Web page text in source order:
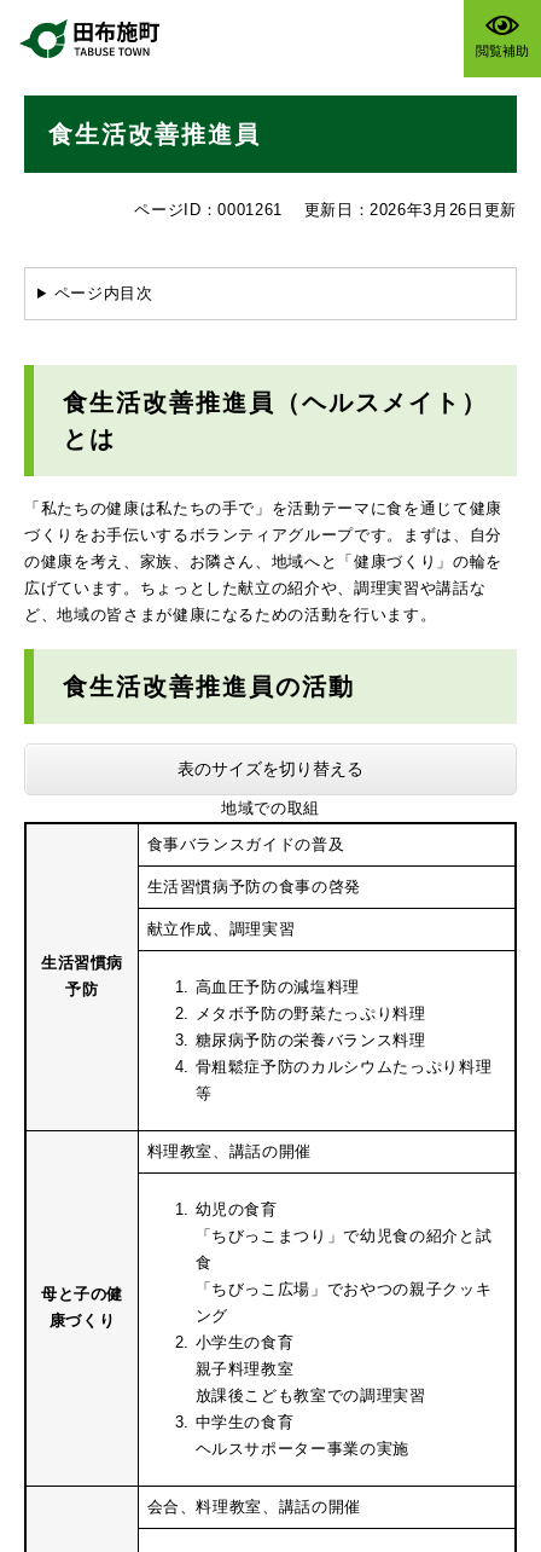
閲覧補助
食生活改善推進員
ページID：0001261 更新日：2026年3月26日更新
ページ内目次
食生活改善推進員（ヘルスメイト）
とは
「私たちの健康は私たちの手で」を活動テーマに食を通じて健康
づくりをお手伝いするボランティアグループです。まずは、自分
の健康を考え、家族、お隣さん、地域へと「健康づくり」の輪を
広げています。ちょっとした献立の紹介や、調理実習や講話な
ど、地域の皆さまが健康になるための活動を行います。
食生活改善推進員の活動
表のサイズを切り替える
地域での取組
生活習慣病
予防
食事バランスガイドの普及
生活習慣病予防の食事の啓発
献立作成、調理実習
高血圧予防の減塩料理
メタボ予防の野菜たっぷり料理
糖尿病予防の栄養バランス料理
骨粗鬆症予防のカルシウムたっぷり料理
等
母と子の健
康づくり
料理教室、講話の開催
幼児の食育
「ちびっこまつり」で幼児食の紹介と試
食
「ちびっこ広場」でおやつの親子クッキ
ング
小学生の食育
親子料理教室
放課後こども教室での調理実習
中学生の食育
ヘルスサポーター事業の実施
会合、料理教室、講話の開催